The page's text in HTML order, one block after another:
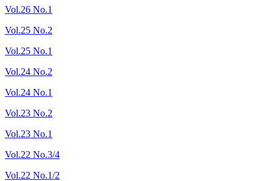
Vol.26 No.1
Vol.25 No.2
Vol.25 No.1
Vol.24 No.2
Vol.24 No.1
Vol.23 No.2
Vol.23 No.1
Vol.22 No.3/4
Vol.22 No.1/2